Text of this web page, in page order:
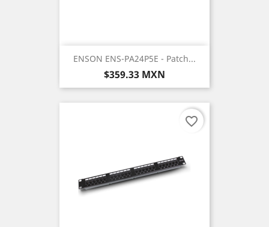
ENSON ENS-PA24P5E - Patch...
Precio
$359.33 MXN
favorite_border